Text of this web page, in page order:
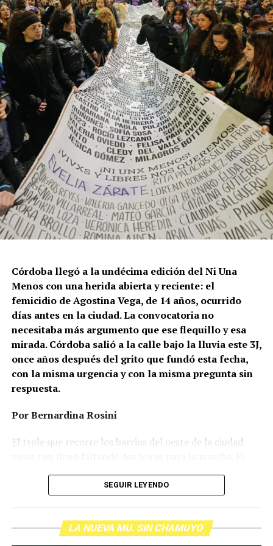
productores, docentes, ambientalistas y vecinos que
resisten otra avanzada sobre un territorio en disputa.
Por Francisco Pandolfi
Gonzalo Giles, pensador y
comunicador «disca»: Error en el
Ganar la vida: La historia de (no)
Su hijo Ciro tenía 120 veces más agrotóxicos que lo
donde se encontraron pesticidas hasta en el agua de red.
Córdoba llegó a la undécima edición del Ni Una
Menos con una herida abierta y reciente: el
femicidio de Agostina Vega, de 14 años, ocurrido
días antes en la ciudad. La convocatoria no
necesitaba más argumento que ese flequillo y esa
mirada. Córdoba salió a la calle bajo la lluvia este 3J,
once años después del grito que fundó esta fecha,
con la misma urgencia y con la misma pregunta sin
respuesta.
Por Bernardina Rosini
El trole que recorre los barrios del oeste de la ciudad
Agostina Vega, 14 años. Era fácil intuir que será una
atiende a su gente. Los que ocupan los sillones más
SEGUIR LEYENDO
LA NUEVA MU. SIN CHAMUYO